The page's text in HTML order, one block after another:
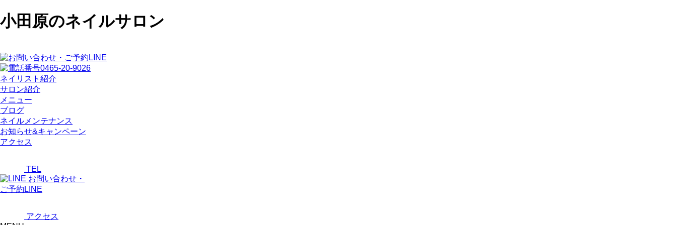
小田原のネイルサロン
ネイリスト紹介
サロン紹介
メニュー
ブログ
ネイルメンテナンス
お知らせ&キャンペーン
アクセス
TEL
お問い合わせ・
ご予約LINE
アクセス